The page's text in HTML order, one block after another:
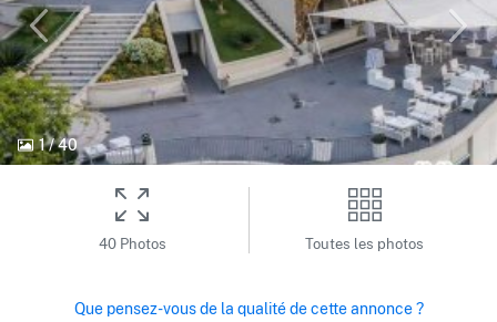
1/40
40 Photos Toutes les photos
Que pensez-vous de la qualité de cette annonce ?